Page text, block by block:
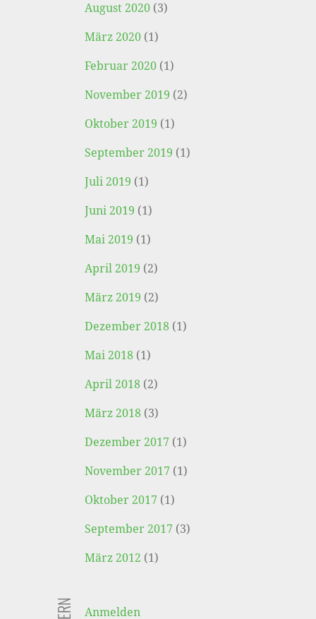
August 2020 (3)
März 2020 (1)
Februar 2020 (1)
November 2019 (2)
Oktober 2019 (1)
September 2019 (1)
Juli 2019 (1)
Juni 2019 (1)
Mai 2019 (1)
April 2019 (2)
März 2019 (2)
Dezember 2018 (1)
Mai 2018 (1)
April 2018 (2)
März 2018 (3)
Dezember 2017 (1)
November 2017 (1)
Oktober 2017 (1)
September 2017 (3)
März 2012 (1)
Anmelden